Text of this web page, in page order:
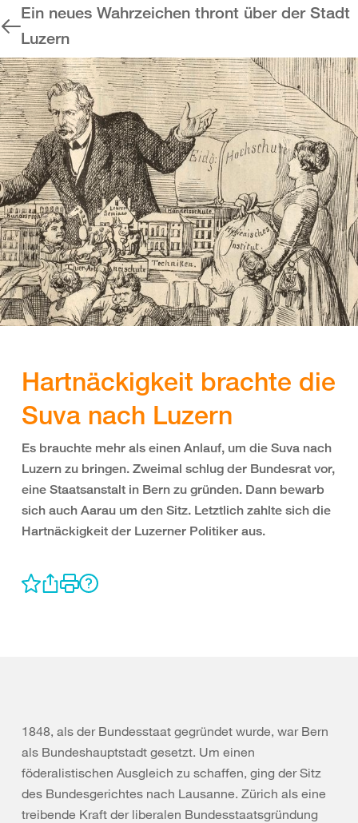
Ein neues Wahrzeichen thront über der Stadt
Luzern
Hartnäckigkeit brachte die
Suva nach Luzern
Es brauchte mehr als einen Anlauf, um die Suva nach
Luzern zu bringen. Zweimal schlug der Bundesrat vor,
eine Staatsanstalt in Bern zu gründen. Dann bewarb
sich auch Aarau um den Sitz. Letztlich zahlte sich die
Hartnäckigkeit der Luzerner Politiker aus.
1848, als der Bundesstaat gegründet wurde, war Bern
als Bundeshauptstadt gesetzt. Um einen
föderalistischen Ausgleich zu schaffen, ging der Sitz
des Bundesgerichtes nach Lausanne. Zürich als eine
treibende Kraft der liberalen Bundesstaatsgründung